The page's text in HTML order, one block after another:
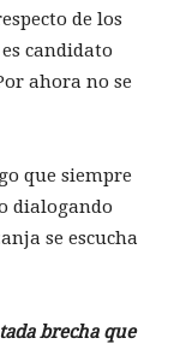
de los
candidato
ahora no se
que siempre
dialogando
se escucha
brecha que